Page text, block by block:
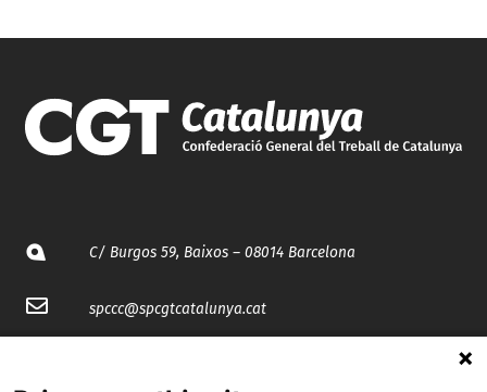
C/ Burgos 59, Baixos – 08014 Barcelona
spccc@spcgtcatalunya.cat